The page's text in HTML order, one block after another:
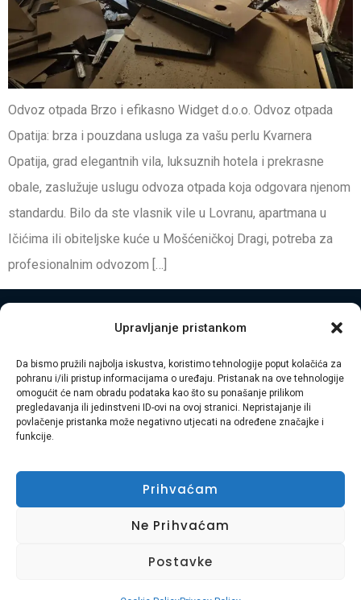
Upravljanje pristankom
Da bismo pružili najbolja iskustva, koristimo tehnologije poput kolačića za
pohranu i/ili pristup informacijama o uređaju. Pristanak na ove tehnologije
omogućit će nam obradu podataka kao što su ponašanje prilikom
pregledavanja ili jedinstveni ID-ovi na ovoj stranici. Nepristajanje ili
povlačenje pristanka može negativno utjecati na određene značajke i
funkcije.
Prihvaćam
Ne Prihvaćam
Postavke
Odvoz otpada Brzo i efikasno Widget d.o.o. Odvoz otpada
Opatija: brza i pouzdana usluga za vašu perlu Kvarnera
Opatija, grad elegantnih vila, luksuznih hotela i prekrasne
obale, zaslužuje uslugu odvoza otpada koja odgovara njenom
standardu. Bilo da ste vlasnik vile u Lovranu, apartmana u
Ičićima ili obiteljske kuće u Mošćeničkoj Dragi, potreba za
profesionalnim odvozom […]
Uvjeti Korištenja
© Copyright 2025. Widget D.o.o. Sva prava